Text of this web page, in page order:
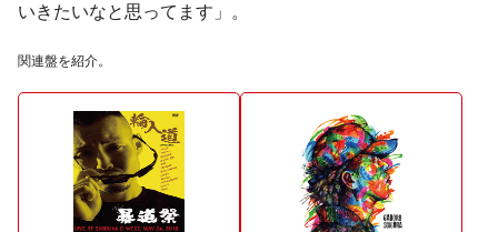
いきたいなと思ってます」。
関連盤を紹介。